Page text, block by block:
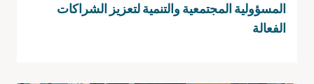
المسؤولية المجتمعية والتنمية لتعزيز الشراكات
الفعالة